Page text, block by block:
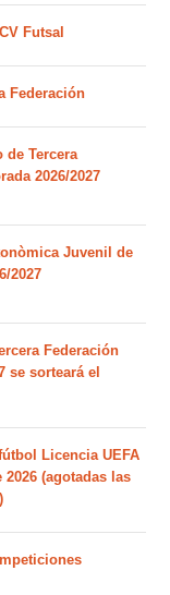
Futsal
Federación
de Tercera
2026/2027
Juvenil de
2027
Federación
se sorteará el
Licencia UEFA
(agotadas las